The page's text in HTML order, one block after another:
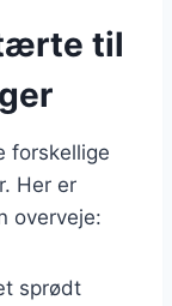
til
forskellige
Her er
overveje:
sprødt